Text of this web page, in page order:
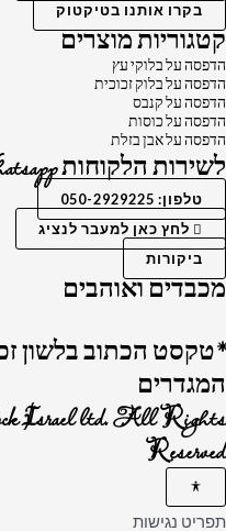
בקרו אותנו בטיקטוק
קטגוריות מוצרים
הדפסה על בלוקי עץ
הדפסה על בלוק זכוכית
הדפסה על קנבס
הדפסה על כוסות
הדפסה על אבן בזלת
לשירות הלקוחות Whatsapp
טלפון: 050-2929225
לחץ כאן למעבר לנציג
ביקורות
מכבדים ואוהבים
*טקסט הכתוב בלשון
המגדרים
Israel ltd. All Rights
Reserved
תפריט נגישות